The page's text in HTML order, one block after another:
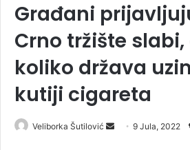
Građani
Crno tržište slabi,
koliko država
kutiji cigareta
Veliborka Šutilović 9 Jula, 2022